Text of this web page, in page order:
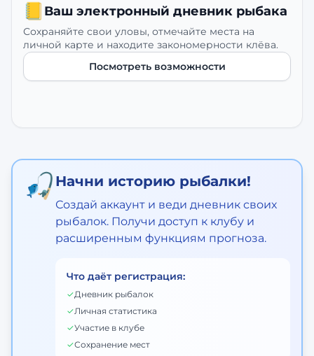
📒 Ваш электронный дневник рыбака
Сохраняйте свои уловы, отмечайте места на
личной карте и находите закономерности клёва.
Посмотреть возможности
🎣 Начни историю рыбалки!
Создай аккаунт и веди дневник своих
рыбалок. Получи доступ к клубу и
расширенным функциям прогноза.
Что даёт регистрация:
✓Дневник рыбалок
✓Личная статистика
✓Участие в клубе
✓Сохранение мест